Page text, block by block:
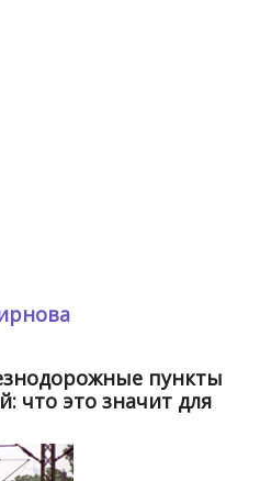
пункты
что это значит для